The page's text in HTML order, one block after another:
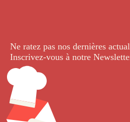
Ne ratez pas nos dernières
Inscrivez-vous à notre